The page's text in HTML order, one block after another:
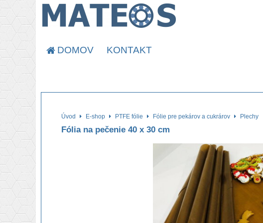
DOMOV KONTAKT
Úvod E-shop PTFE fólie Fólie pre pekárov a cukrárov Plechy
Fólia na pečenie 40 x 30 cm